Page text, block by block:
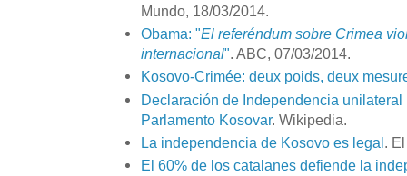
Mundo, 18/03/2014.
Obama: "El referéndum sobre Crimea
internacional". ABC, 07/03/2014.
Kosovo-Crimée: deux poids, deux
Declaración de Independencia
Parlamento Kosovar. Wikipedia.
La independencia de Kosovo es legal.
El 60% de los catalanes defiende la